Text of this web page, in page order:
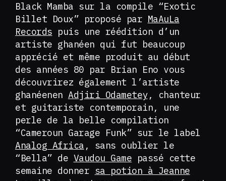
Black Mamba sur la compile “Exotic
Billet Doux” proposé par MaAuLa
Records puis une réédition d’un
artiste ghanéen qui fut beaucoup
apprécié et même produit au début
des années 80 par Brian Eno vous
découvrirez également l’artiste
ghanéenen Adjiri Odametey, chanteur
et guitariste contemporain, une
perle de la belle compilation
“Cameroun Garage Funk” sur le label
Analog Africa , sans oublier le
“Bella” de Vaudou Game passé cette
semaine donner sa potion à Jeanne